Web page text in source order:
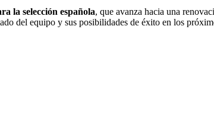
la selección española, que avanza hacia una
del equipo y sus posibilidades de éxito en los